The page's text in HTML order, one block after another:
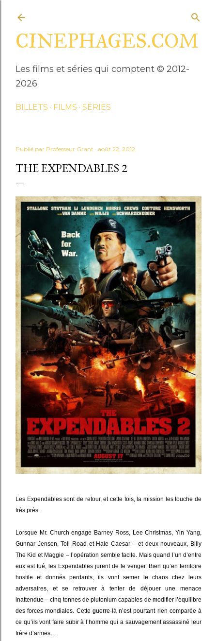
CINEPHAGES.COM
Les films et séries qui comptent © 2012-
2026
BILLETS FILMS SÉRIES
Publié par Professeur Grant août 22, 2012
THE EXPENDABLES 2
Les Expendables sont de retour, et cette fois, la mission les touche de
très près...
Lorsque Mr. Church engage Barney Ross, Lee Christmas, Yin Yang,
Gunnar Jensen, Toll Road et Hale Caesar – et deux nouveaux, Billy
The Kid et Maggie – l’opération semble facile. Mais quand l’un d’entre
eux est tué, les Expendables jurent de le venger. Bien qu’en territoire
hostile et donnés perdants, ils vont semer le chaos chez leurs
adversaires, et se retrouver à tenter de déjouer une menace
inattendue – cinq tonnes de plutonium capables de modifier l’équilibre
des forces mondiales. Cette guerre-là n’est pourtant rien comparée à
ce qu’ils vont faire subir à l’homme qui a sauvagement assassiné leur
frère d’armes…